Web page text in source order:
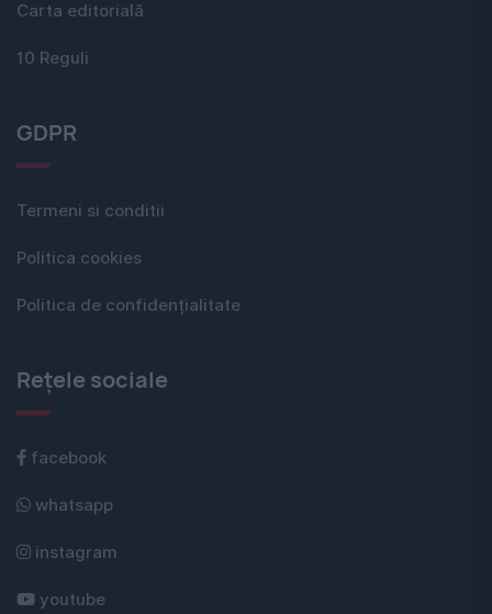
Carta editorială
10 Reguli
GDPR
Termeni si conditii
Politica cookies
Politica de confidențialitate
Rețele sociale
facebook
whatsapp
instagram
youtube